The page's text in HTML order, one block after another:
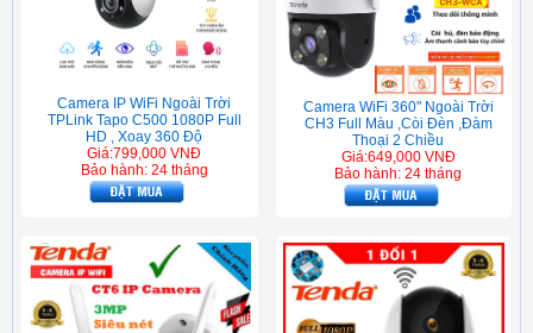
Camera IP WiFi Ngoài Trời
TPLink Tapo C500 1080P Full
HD , Xoay 360 Độ
Giá:799,000 VNĐ
Bảo hành: 24 tháng
Camera WiFi 360" Ngoài Trời
CH3 Full Màu ,Còi Đèn ,Đàm
Thoại 2 Chiều
Giá:649,000 VNĐ
Bảo hành: 24 tháng